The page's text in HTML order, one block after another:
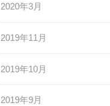
2020年3月
2019年11月
2019年10月
2019年9月